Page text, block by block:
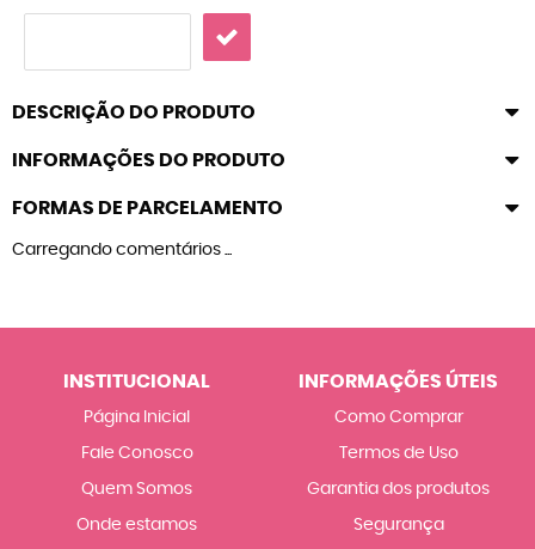
DESCRIÇÃO DO PRODUTO
INFORMAÇÕES DO PRODUTO
FORMAS DE PARCELAMENTO
Carregando comentários ...
INSTITUCIONAL
Página Inicial
Fale Conosco
Quem Somos
Onde estamos
INFORMAÇÕES ÚTEIS
Como Comprar
Termos de Uso
Garantia dos produtos
Segurança